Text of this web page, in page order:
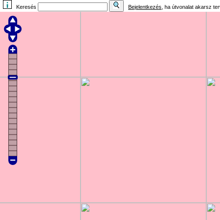
Keresés Bejelentkezés , ha útvonalat akarsz